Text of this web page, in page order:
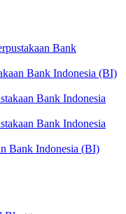
Bank
Bank Indonesia (BI)
Bank Indonesia
Bank Indonesia
Bank Indonesia (BI)